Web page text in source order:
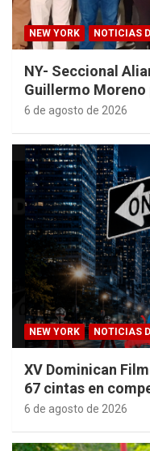
NEW YORK NOTICIAS
NY- Seccional
Guillermo
6 de agosto de 2026
NEW YORK NOTICIAS
XV Dominican
67 cintas en
6 de agosto de 2026